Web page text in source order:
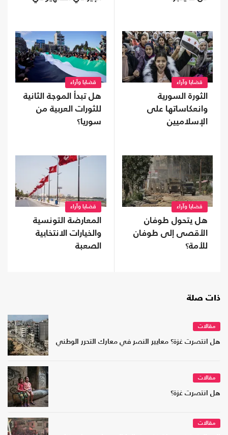
قضايا وآراء
الثورة السورية
وانعكاساتها على
الإسلاميين
قضايا وآراء
هل تبدأ الموجة الثانية
للثورات العربية من
سوريا؟
قضايا وآراء
هل يتحول طوفان
الأقصى إلى طوفان
للأمة؟
قضايا وآراء
المعارضة التونسية
والخيارات الانتخابية
الصعبة
ذات صلة
مقالات
هل انتصرت غزة؟ معايير النصر في معارك التحرر الوطني
مقالات
هل انتصرت غزة؟
مقالات